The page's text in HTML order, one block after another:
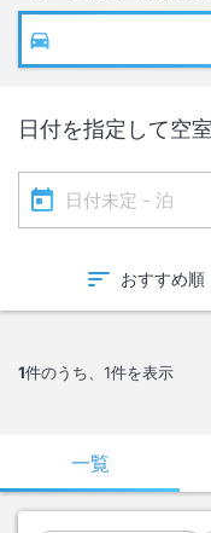
日付を指定して空
おすすめ順
1件のうち、 1件を表示
一覧